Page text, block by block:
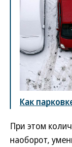
Как
При этом
наоборот,